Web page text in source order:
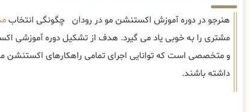
هنرجو در دوره آموزش اکستنشن مو در رودان چگونگی انتخاب
مشتری را به خوبی یاد می گیرد. هدف از تشکیل دوره آموزشی
و متخصصی است که توانایی اجرای تمامی راهکارهای
داشته باشند.